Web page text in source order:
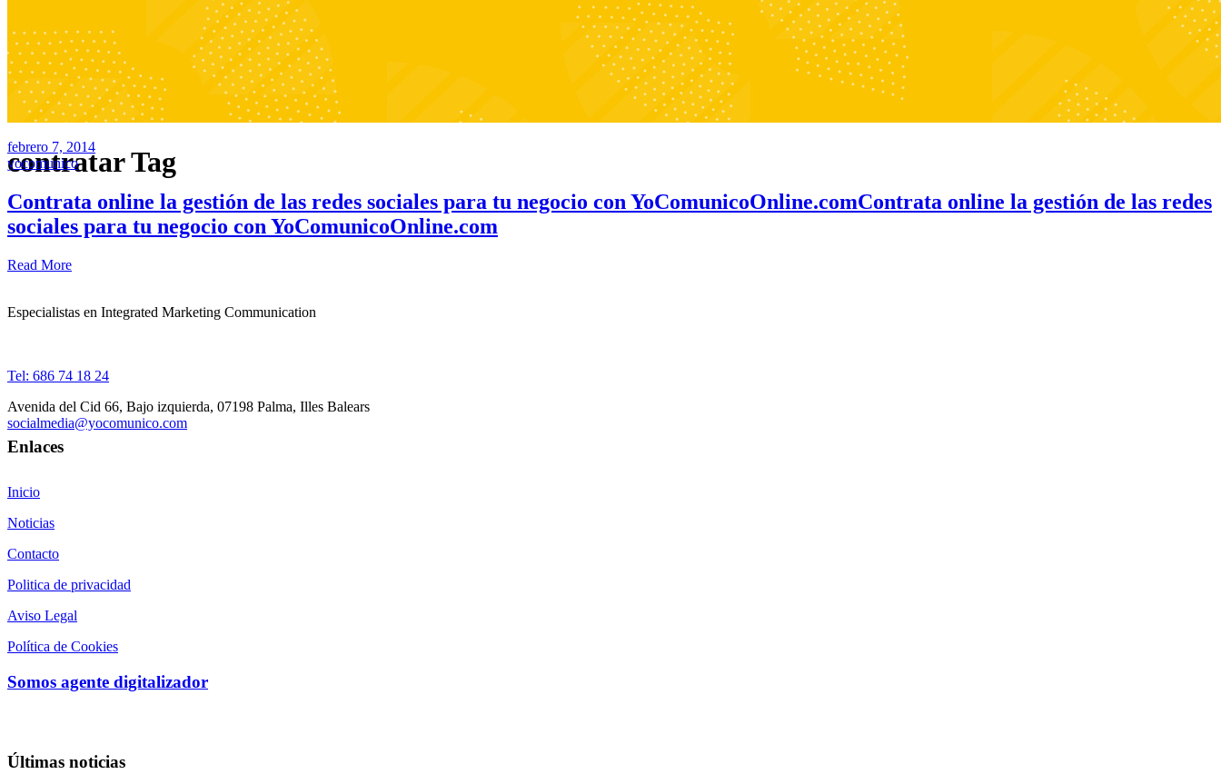
contratar Tag
febrero 7, 2014
yocomunico
Contrata online la gestión de las redes sociales para tu negocio con YoComunicoOnline.comContrata online la gestión de las redes
sociales para tu negocio con YoComunicoOnline.com
Read More
Especialistas en Integrated Marketing Communication
Tel: 686 74 18 24
Avenida del Cid 66, Bajo izquierda, 07198 Palma, Illes Balears
socialmedia@yocomunico.com
Enlaces
Inicio
Noticias
Contacto
Politica de privacidad
Aviso Legal
Política de Cookies
Somos agente digitalizador
Últimas noticias